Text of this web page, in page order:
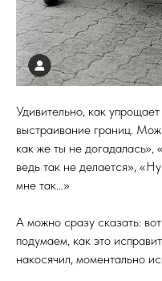
Удивительно, как
выстраивание границ.
как же ты не
ведь так не делается»,
мне так…»
А можно сразу сказать:
подумаем, как это
накосячил, моментально